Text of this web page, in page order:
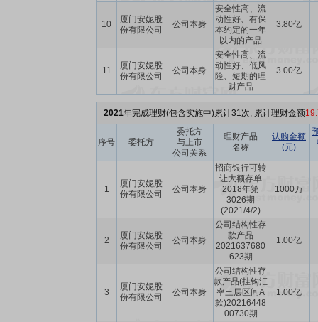
10
厦门安妮股
份有限公司
公司本身
安全性高、流
动性好、有保
本约定的一年
以内的产品
3.80亿
11
厦门安妮股
份有限公司
公司本身
安全性高、流
动性好、低风
险、短期的理
财产品
3.00亿
2021年完成理财(包含实施中)累计31次, 累计理财金额
序号 委托方
委托方
与上市
公司关系
理财产品
名称
认购金额
(元)
1
厦门安妮股
份有限公司
公司本身
招商银行可转
让大额存单
2018年第
3026期
(2021/4/2)
1000万
2
厦门安妮股
份有限公司
公司本身
公司结构性存
款产品
2021637680
623期
1.00亿
3
厦门安妮股
份有限公司
公司本身
公司结构性存
款产品(挂钩汇
率三层区间A
款)20216448
00730期
1.00亿